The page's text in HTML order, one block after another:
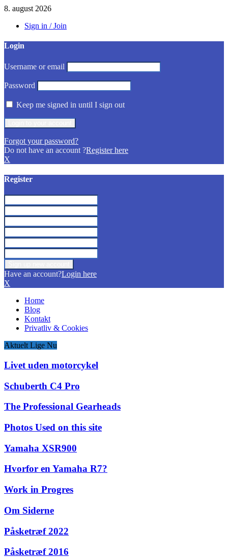
8. august 2026
Sign in / Join
Login
Username or email
Password
Keep me signed in until I sign out
Forgot your password?
Do not have an account ?Register here
X
Register
Have an account?Login here
X
Home
Blog
Kontakt
Privatliv & Cookies
Aktuelt Lige Nu
Livet uden motorcykel
Schuberth C4 Pro
The Professional Gearheads
Photos Used on this site
Yamaha XSR900
Hvorfor en Yamaha R7?
Work in Progres
Om Siderne
Påsketræf 2022
Påsketræf 2016